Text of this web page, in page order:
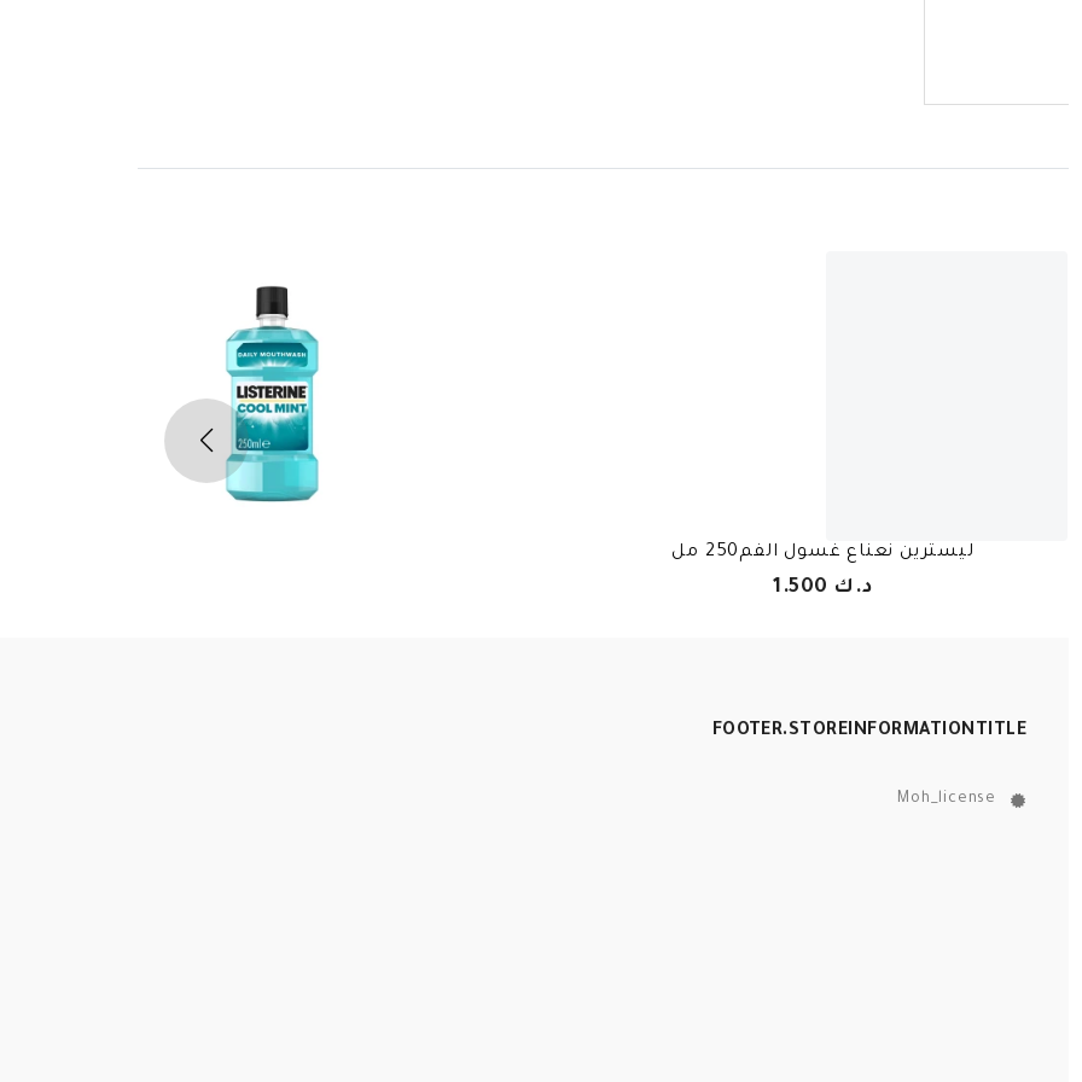
ليسترين نعناع غسول الفم250 مل
د.ك 1.500
FOOTER.STOREINFORMATIONTITLE
Moh_license